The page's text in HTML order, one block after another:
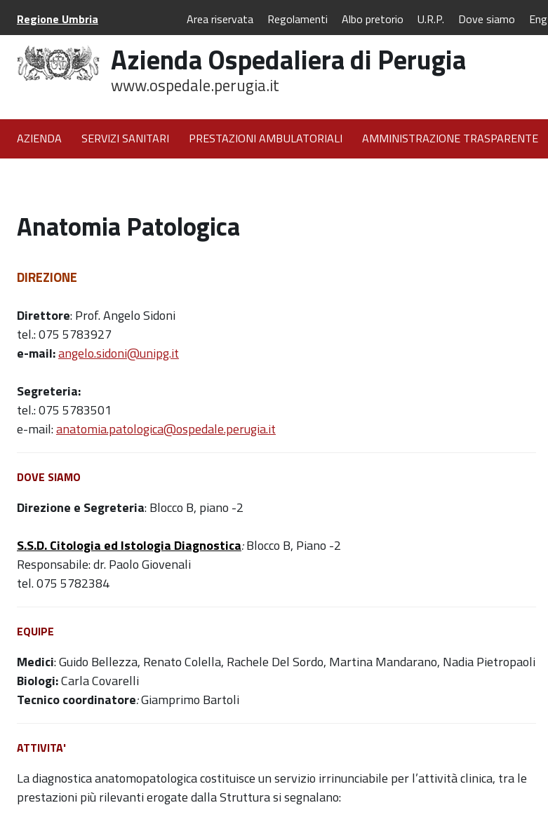
contenuti
navigazione
Regione Umbria Area riservata Regolamenti Albo pretorio U.R.P. Dove siamo Eng
Azienda Ospedaliera di Perugia
www.ospedale.perugia.it
AZIENDA SERVIZI SANITARI PRESTAZIONI AMBULATORIALI AMMINISTRAZIONE TRASPARENTE
Anatomia Patologica
DIREZIONE
Direttore: Prof. Angelo Sidoni
tel.: 075 5783927
e-mail:angelo.sidoni@unipg.it
Segreteria:
tel.: 075 5783501
e-mail:anatomia.patologica@ospedale.perugia.it
DOVE SIAMO
Direzione e Segreteria: Blocco B, piano -2
S.S.D. Citologia ed Istologia Diagnostica:Blocco B, Piano -2
Responsabile: dr. Paolo Giovenali
tel. 075 5782384
EQUIPE
Medici: Guido Bellezza, Renato Colella, Rachele Del Sordo, Martina Mandarano, Nadia Pietropaoli
Biologi:Carla Covarelli
Tecnico coordinatore:Giamprimo Bartoli
ATTIVITA'
La diagnostica anatomopatologica costituisce un servizio irrinunciabile per l’attività clinica, tra le
prestazioni più rilevanti erogate dalla Struttura si segnalano: